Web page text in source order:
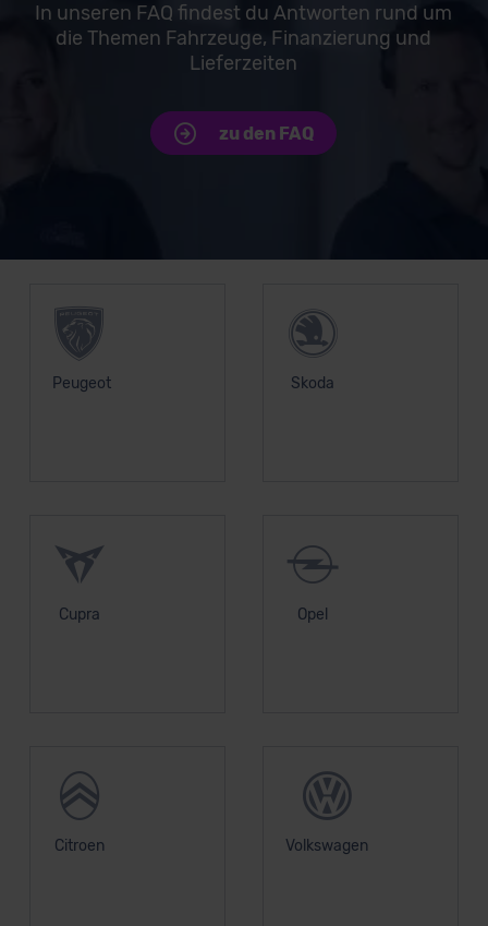
In unseren FAQ findest du Antworten rund um
die Themen Fahrzeuge, Finanzierung und
Lieferzeiten
zu den FAQ
Peugeot Skoda
Cupra Opel
Citroen Volkswagen